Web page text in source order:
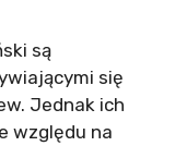
są
się
Jednak ich
względu na